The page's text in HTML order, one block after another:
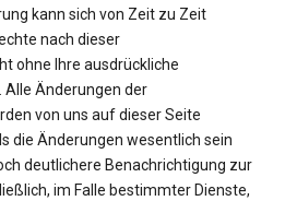
kann sich von Zeit zu Zeit
nach dieser
ohne Ihre ausdrückliche
Alle Änderungen der
von uns auf dieser Seite
die Änderungen wesentlich sein
deutlichere Benachrichtigung zur
im Falle bestimmter Dienste,